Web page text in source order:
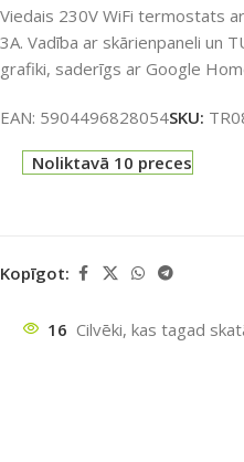
Viedais 230V WiFi termostats
3A. Vadība ar skārienpaneli un
grafiki, saderīgs ar Google
EAN: 5904496828054SKU:
Noliktavā 10 preces
Kopīgot:
16 Cilvēki, kas tagad